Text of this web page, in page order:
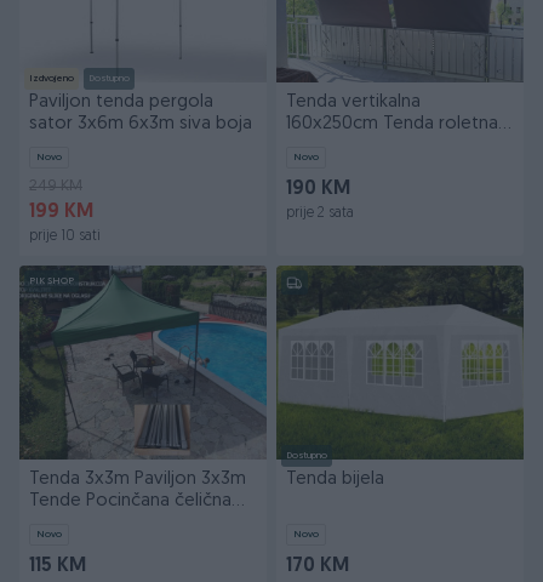
Izdvojeno Dostupno
Paviljon tenda pergola
sator 3x6m 6x3m siva boja
Novo
249 KM
199 KM
prije 10 sati
Tenda vertikalna
160x250cm Tenda roletna
Novo
190 KM
prije 2 sata
PIK SHOP
Tenda 3x3m Paviljon 3x3m
Tende Pocinčana čelična
Novo
115 KM
Dostupno
Tenda bijela
Novo
170 KM